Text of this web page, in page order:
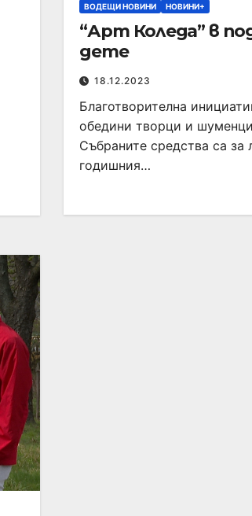
ВОДЕЩИ НОВИНИ НОВИНИ+
“Арт Коледа” в
дете
18.12.2023
Благотворителна
обедини творци и
Събраните средства са за
годишния…